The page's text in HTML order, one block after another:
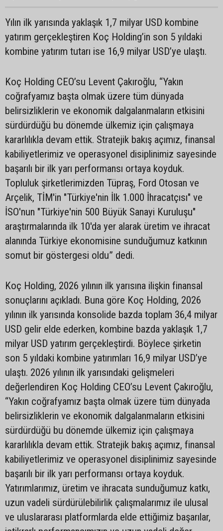
Yılın ilk yarısında yaklaşık 1,7 milyar USD kombine
yatırım gerçekleştiren Koç Holding’in son 5 yıldaki
kombine yatırım tutarı ise 16,9 milyar USD’ye ulaştı.
Koç Holding CEO’su Levent Çakıroğlu, “Yakın
coğrafyamız başta olmak üzere tüm dünyada
belirsizliklerin ve ekonomik dalgalanmaların etkisini
sürdürdüğü bu dönemde ülkemiz için çalışmaya
kararlılıkla devam ettik. Stratejik bakış açımız, finansal
kabiliyetlerimiz ve operasyonel disiplinimiz sayesinde
başarılı bir ilk yarı performansı ortaya koyduk.
Topluluk şirketlerimizden Tüpraş, Ford Otosan ve
Arçelik, TİM'in "Türkiye'nin İlk 1.000 İhracatçısı" ve
İSO'nun "Türkiye'nin 500 Büyük Sanayi Kuruluşu"
araştırmalarında ilk 10'da yer alarak üretim ve ihracat
alanında Türkiye ekonomisine sunduğumuz katkının
somut bir göstergesi oldu” dedi.
Koç Holding, 2026 yılının ilk yarısına ilişkin finansal
sonuçlarını açıkladı. Buna göre Koç Holding, 2026
yılının ilk yarısında konsolide bazda toplam 36,4 milyar
USD gelir elde ederken, kombine bazda yaklaşık 1,7
milyar USD yatırım gerçekleştirdi. Böylece şirketin
son 5 yıldaki kombine yatırımları 16,9 milyar USD’ye
ulaştı. 2026 yılının ilk yarısındaki gelişmeleri
değerlendiren Koç Holding CEO’su Levent Çakıroğlu,
“Yakın coğrafyamız başta olmak üzere tüm dünyada
belirsizliklerin ve ekonomik dalgalanmaların etkisini
sürdürdüğü bu dönemde ülkemiz için çalışmaya
kararlılıkla devam ettik. Stratejik bakış açımız, finansal
kabiliyetlerimiz ve operasyonel disiplinimiz sayesinde
başarılı bir ilk yarı performansı ortaya koyduk.
Yatırımlarımız, üretim ve ihracata sunduğumuz katkı,
uzun vadeli sürdürülebilirlik çalışmalarımız ile ulusal
ve uluslararası platformlarda elde ettiğimiz başarılar,